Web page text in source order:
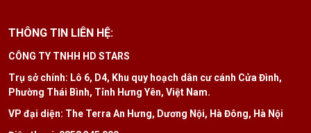
THÔNG TIN LIÊN HỆ:
CÔNG TY TNHH HD STARS
Trụ sở chính: Lô 6, D4, Khu quy hoạch dân cư cánh Cửa Đình,
Phường Thái Bình, Tỉnh Hưng Yên, Việt Nam.
VP đại diện: The Terra An Hưng, Dương Nội, Hà Đông, Hà Nội